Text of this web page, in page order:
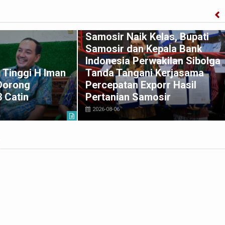
H Iman
Catin
Samosir Naik Kelas, Bupati
Samosir dan Kepala Bank
Indonesia Perwakilan Sibolga
Tanda Tangani Kerjasama
Percepatan Exporr Hasil
Pertanian Samosir
2026-08-06